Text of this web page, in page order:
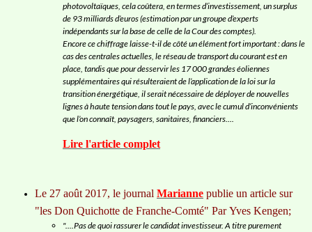
photovoltaïques, cela coûtera, en termes d’investissement, un surplus
de 93 milliards d’euros (estimation par un groupe d’experts
indépendants sur la base de celle de la Cour des comptes).
Encore ce chiffrage laisse-t-il de côté un élément fort important : dans le
cas des centrales actuelles, le réseau de transport du courant est en
place, tandis que pour desservir les 17 000 grandes éoliennes
supplémentaires qui résulteraient de l’application de la loi sur la
transition énergétique, il serait nécessaire de déployer de nouvelles
lignes à haute tension dans tout le pays, avec le cumul d’inconvénients
que l’on connaît, paysagers, sanitaires, financiers....
Lire l'article complet
Le 27 août 2017, le journal Marianne publie un article sur
"les Don Quichotte de Franche-Comté" Par Yves Kengen;
"....Pas de quoi rassurer le candidat investisseur. A titre purement